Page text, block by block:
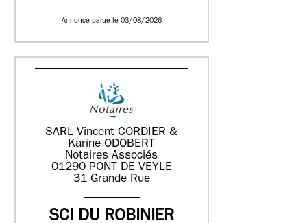
Annonce parue le 03/08/2026
SARL Vincent CORDIER &
Karine ODOBERT
Notaires Associés
01290 PONT DE VEYLE
31 Grande Rue
SCI DU ROBINIER